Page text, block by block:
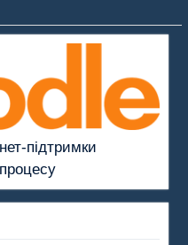
підтримки